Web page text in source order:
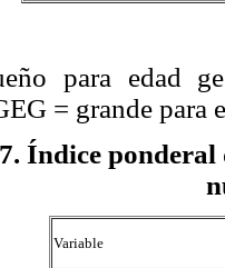
para edad
= grande para
. Índice ponderal
Variable